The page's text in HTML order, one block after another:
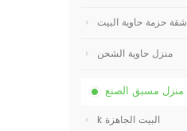
شقة حزمة حاوية البيت
منزل حاوية الشحن
منزل مسبق الصنع
k البيت الجاهزة